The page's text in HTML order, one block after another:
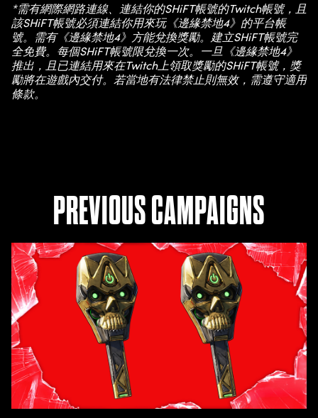
*需有網際網路連線、連結你的SHiFT帳號的Twitch帳號，且
該SHiFT帳號必須連結你用來玩《邊緣禁地4》的平台帳
號。需有《邊緣禁地4》方能兌換獎勵。建立SHiFT帳號完
全免費。每個SHiFT帳號限兌換一次。一旦《邊緣禁地4》
推出，且已連結用來在Twitch上領取獎勵的SHiFT帳號，獎
勵將在遊戲內交付。若當地有法律禁止則無效，需遵守適用
條款。
PREVIOUS CAMPAIGNS